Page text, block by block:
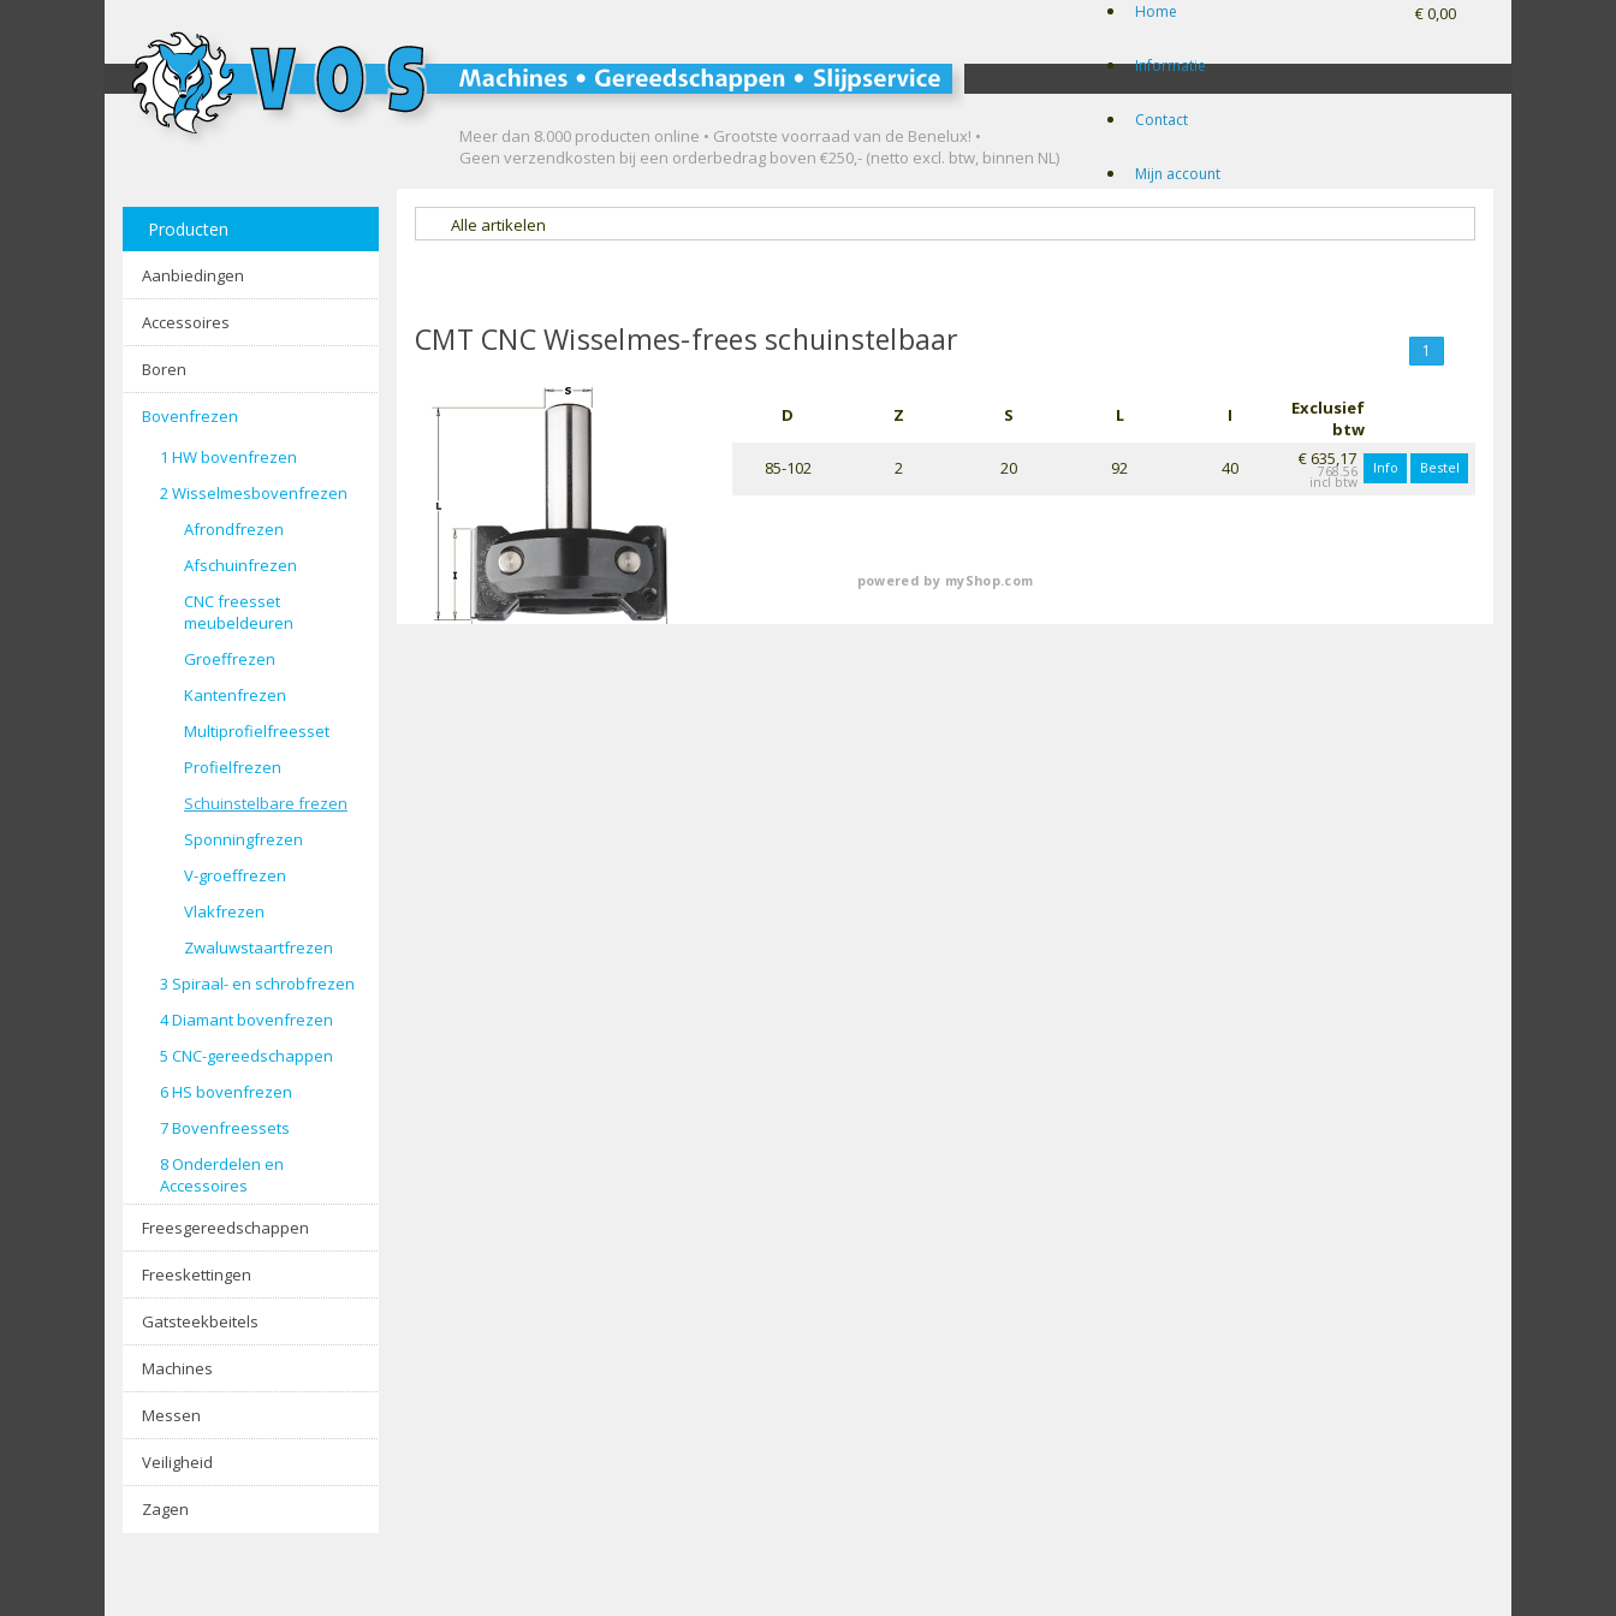
Meer dan 8.000 producten online • Grootste voorraad van de Benelux! •
Geen verzendkosten bij een orderbedrag boven €250,- (netto excl. btw, binnen NL)
€ 0,00
Home
Informatie
Contact
Mijn account
Producten
Aanbiedingen
Accessoires
Boren
Bovenfrezen
1 HW bovenfrezen
2 Wisselmesbovenfrezen
Afrondfrezen
Afschuinfrezen
CNC freesset
meubeldeuren
Groeffrezen
Kantenfrezen
Multiprofielfreesset
Profielfrezen
Schuinstelbare frezen
Sponningfrezen
V-groeffrezen
Vlakfrezen
Zwaluwstaartfrezen
3 Spiraal- en schrobfrezen
4 Diamant bovenfrezen
5 CNC-gereedschappen
6 HS bovenfrezen
7 Bovenfreessets
8 Onderdelen en
Accessoires
Freesgereedschappen
Freeskettingen
Gatsteekbeitels
Machines
Messen
Veiligheid
Zagen
Alle artikelen
CMT CNC Wisselmes-frees schuinstelbaar
D Z S L I
Exclusief
btw
85-102
2 20 92 40 € 635,17
768.56 Info Bestel
1
powered by myShop.com